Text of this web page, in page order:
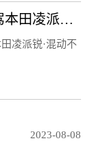
车评头条：结束丰田一家独大 试驾本田凌派锐·混动
凌派锐·混动不
2023-08-08